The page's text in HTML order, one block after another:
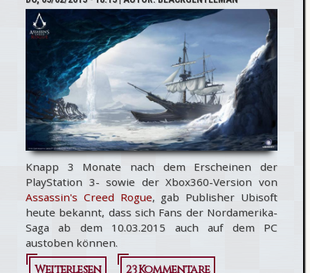
PC
erhältlich
Knapp 3 Monate nach dem Erscheinen der
PlayStation 3- sowie der Xbox360-Version von
Assassin's Creed Rogue, gab Publisher Ubisoft
heute bekannt, dass sich Fans der Nordamerika-
Saga ab dem 10.03.2015 auch auf dem PC
austoben können.
Weiterlesen
über
23 Kommentare